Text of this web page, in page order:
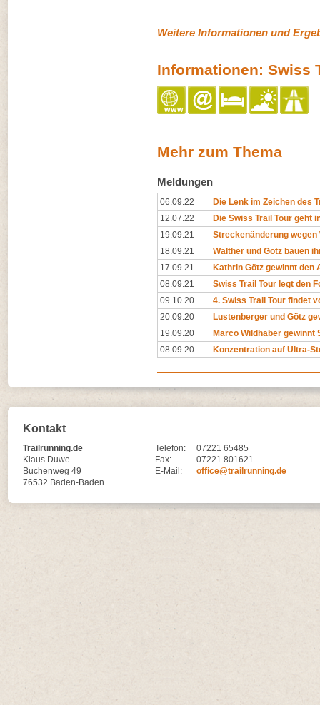
Weitere Informationen und
Informationen: Swiss
Mehr zum Thema
Meldungen
06.09.22
Die Lenk im Zeichen des
12.07.22
Die Swiss Trail Tour geht
19.09.21
Streckenänderung
18.09.21
Walther und Götz bauen
17.09.21
Kathrin Götz gewinnt den
08.09.21
Swiss Trail Tour legt den
09.10.20
4. Swiss Trail Tour findet
20.09.20
Lustenberger und Götz
19.09.20
Marco Wildhaber gewinnt
08.09.20
Konzentration auf Ultra-
Kontakt
Trailrunning.de
Klaus Duwe
Buchenweg 49
76532 Baden-Baden
Telefon:
07221 65485
Fax:
07221 801621
E-Mail:
office@trailrunning.de